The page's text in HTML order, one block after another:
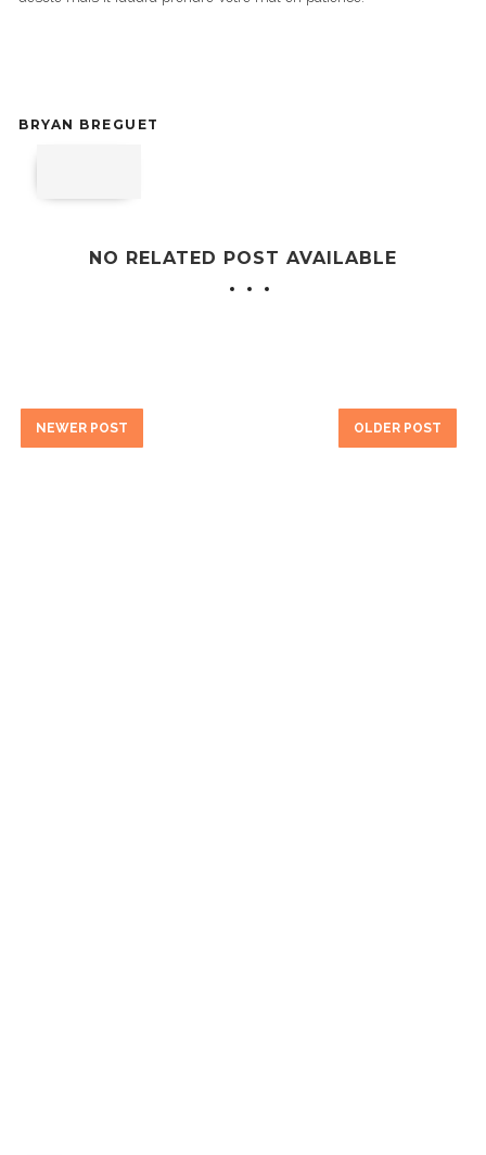
BRYAN BREGUET
NO RELATED POST AVAILABLE
NEWER POST OLDER POST